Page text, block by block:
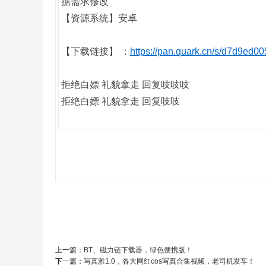
【资源系统】安卓
【下载链接】 ： https://pan.quark.cn/s/
拒绝白嫖 礼貌拿走 回复吱吱吱
拒绝白嫖 礼貌拿走 回复吱吱
上一篇： BT、磁力链下载器，绿色便携版！
下一篇： 写真雅1.0，各大网红cos写真合集视频，老司机发车！